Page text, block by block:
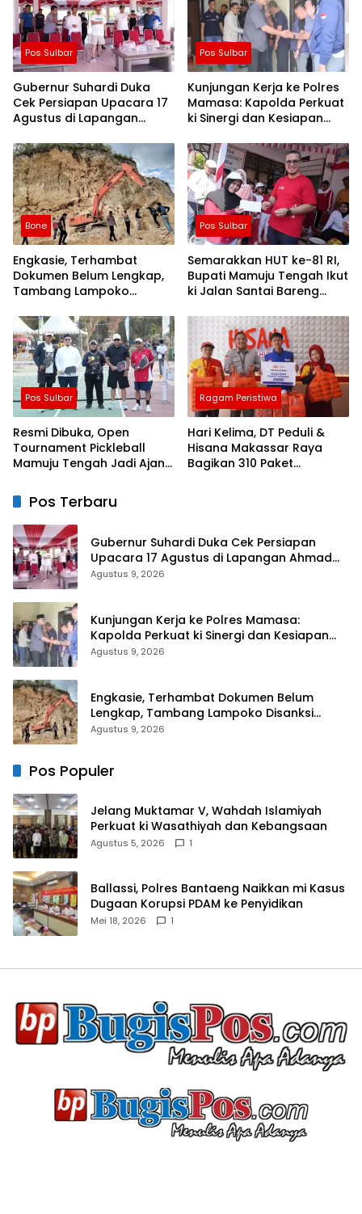
Pos Sulbar
Gubernur Suhardi Duka
Cek Persiapan Upacara 17
Agustus di Lapangan
Persen
Pos Sulbar
Kunjungan Kerja ke Polres
Mamasa: Kapolda Perkuat
ki Sinergi dan Kesiapan
Wilayah
Bone
Engkasie, Terhambat
Dokumen Belum Lengkap,
Tambang Lampoko
Tidak Operasional
Pos Sulbar
Semarakkan HUT ke-81 RI,
Bupati Mamuju Tengah Ikut
ki Jalan Santai Bareng
Pos Sulbar
Resmi Dibuka, Open
Tournament Pickleball
Mamuju Tengah Jadi Ajang
Ragam Peristiwa
Hari Kelima, DT Peduli &
Hisana Makassar Raya
Bagikan 310 Paket
Pos Terbaru
Gubernur Suhardi Duka Cek Persiapan
Upacara 17 Agustus di Lapangan Ahmad
Kirang, Capai 80 Persen
Agustus 9, 2026
Kunjungan Kerja ke Polres Mamasa:
Kapolda Perkuat ki Sinergi dan Kesiapan
Jaga Kamtibmas di Wilayah
Agustus 9, 2026
Engkasie, Terhambat Dokumen Belum
Lengkap, Tambang Lampoko Disanksi
Sementara Untuk Tidak Operasional
Agustus 9, 2026
Pos Populer
Jelang Muktamar V, Wahdah Islamiyah
Perkuat ki Wasathiyah dan Kebangsaan
Agustus 5, 2026 1
Ballassi, Polres Bantaeng Naikkan mi Kasus
Dugaan Korupsi PDAM ke Penyidikan
Mei 18, 2026 1